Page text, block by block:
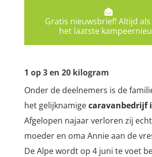
Gratis nieuwsbrief! Altijd
het laatste
1 op 3 en 20 kilogram
Onder de deelnemers is de
het gelijknamigecaravanbedrijf
Afgelopen najaar verloren zij
moeder en oma Annie aan de
De Alpe wordt op 4 juni te voet